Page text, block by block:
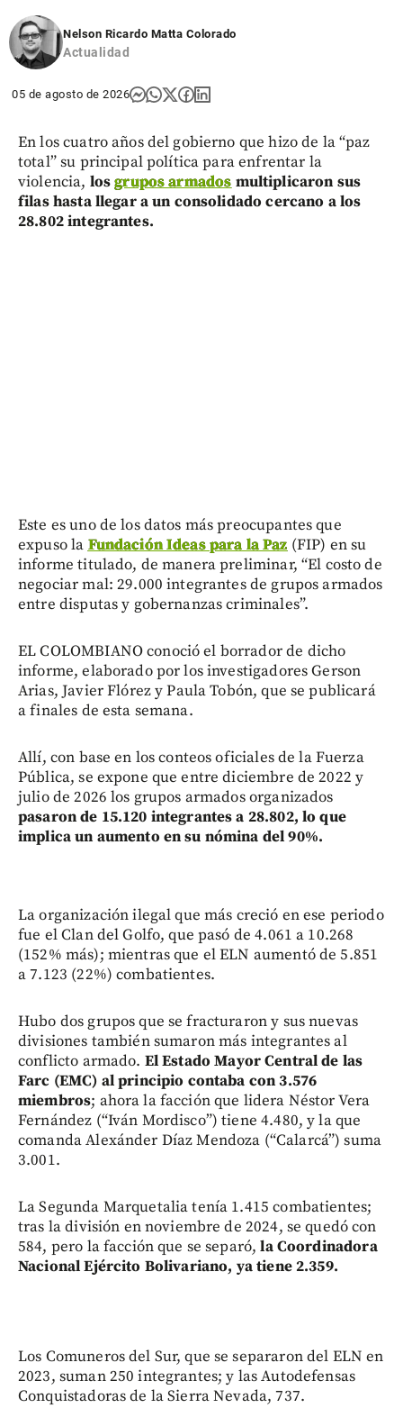
Nelson Ricardo Matta Colorado
Actualidad
05 de agosto de 2026
En los cuatro años del gobierno que hizo de la “paz
total” su principal política para enfrentar la
violencia, losgrupos armados multiplicaron sus
filas hasta llegar a un consolidado cercano a los
28.802 integrantes.
Este es uno de los datos más preocupantes que
expuso la Fundación Ideas para la Paz (FIP) en su
informe titulado, de manera preliminar, “El costo de
negociar mal: 29.000 integrantes de grupos armados
entre disputas y gobernanzas criminales”.
EL COLOMBIANO conoció el borrador de dicho
informe, elaborado por los investigadores Gerson
Arias, Javier Flórez y Paula Tobón, que se publicará
a finales de esta semana.
Allí, con base en los conteos oficiales de la Fuerza
Pública, se expone que entre diciembre de 2022 y
julio de 2026 los grupos armados organizados
pasaron de 15.120 integrantes a 28.802, lo que
implica un aumento en su nómina del 90%.
La organización ilegal que más creció en ese periodo
fue el Clan del Golfo, que pasó de 4.061 a 10.268
(152% más); mientras que el ELN aumentó de 5.851
a 7.123 (22%) combatientes.
Hubo dos grupos que se fracturaron y sus nuevas
divisiones también sumaron más integrantes al
conflicto armado. El Estado Mayor Central de las
Farc (EMC) al principio contaba con 3.576
miembros; ahora la facción que lidera Néstor Vera
Fernández (“Iván Mordisco”) tiene 4.480, y la que
comanda Alexánder Díaz Mendoza (“Calarcá”) suma
3.001.
La Segunda Marquetalia tenía 1.415 combatientes;
tras la división en noviembre de 2024, se quedó con
584, pero la facción que se separó,la Coordinadora
Nacional Ejército Bolivariano, ya tiene 2.359.
Los Comuneros del Sur, que se separaron del ELN en
2023, suman 250 integrantes; y las Autodefensas
Conquistadoras de la Sierra Nevada, 737.